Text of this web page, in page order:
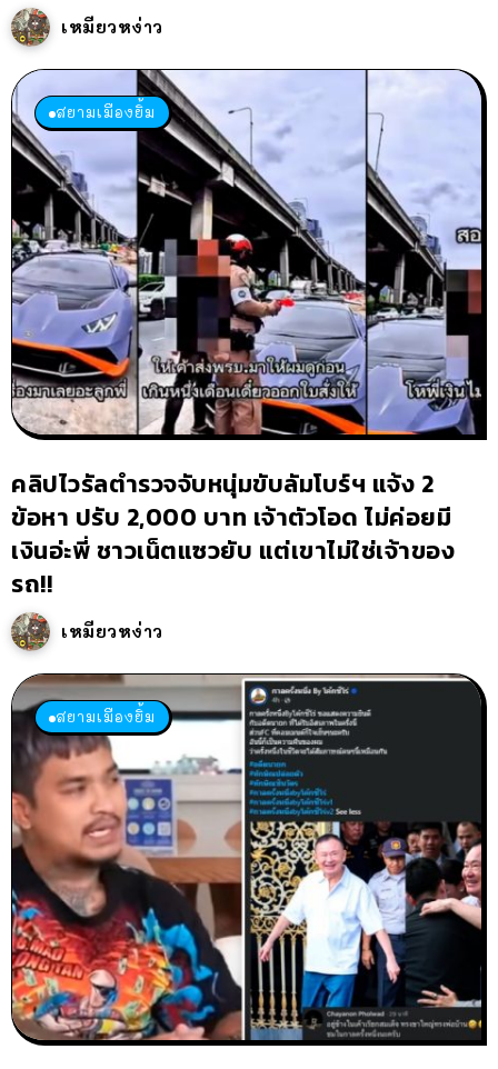
เหมียวหง่าว
สยามเมืองยิ้ม
คลิปไวรัลตำรวจจับหนุ่มขับลัมโบร์ฯ แจ้ง 2
ข้อหา ปรับ 2,000 บาท เจ้าตัวโอด ไม่ค่อยมี
เงินอ่ะพี่ ชาวเน็ตแซวยับ แต่เขาไม่ใช่เจ้าของ
รถ!!
เหมียวหง่าว
สยามเมืองยิ้ม